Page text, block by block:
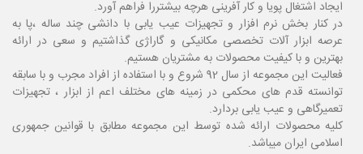
ایجاد اشتغال پویا و کار آفرینی هرچه بیشتررا فراهم آورد.
در کنار بخش نرم افزار و تجهیزات عیب یابی با دانشی چند ساله ،پا به
عرصه ابزار آلات تخصصی مکانیکی و گاراژی گذاشتیم و سعی در ارائه
بهترین و با کیفیت محصولات به مشتریان هستیم.
فعالیت این مجموعه از سال 92 شروع و با استفاده از افراد مجرب و با سابقه
توانسته قدم های محکمی در زمینه های مختلف اعم از ابزار ، تجهیزات
تعمیرگاهی و عیب یابی بردارد.
کلیه محصولات ارائه شده توسط این مجموعه مطابق با قوانین جمهوری
اسلامی ایران میباشد.